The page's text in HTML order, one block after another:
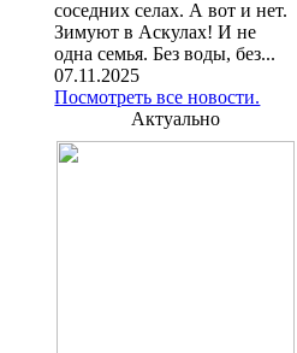
соседних селах. А вот и нет.
Зимуют в Аскулах! И не
одна семья. Без воды, без...
07.11.2025
Посмотреть все новости.
Актуально